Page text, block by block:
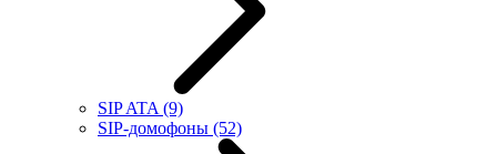
SIP ATA (9)
SIP-домофоны (52)